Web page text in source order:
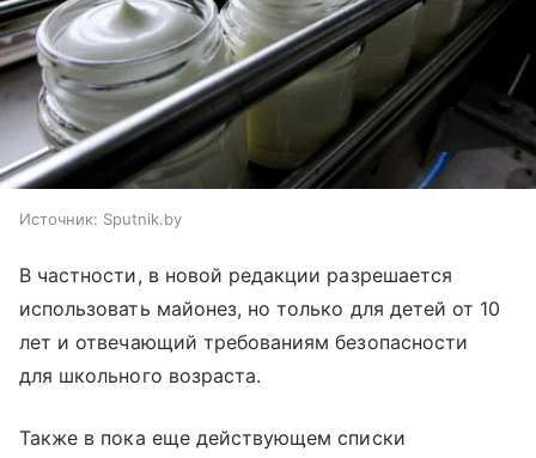
Источник: Sputnik.by
В частности, в новой редакции разрешается
использовать майонез, но только для детей от 10
лет и отвечающий требованиям безопасности
для школьного возраста.
Также в пока еще действующем списки